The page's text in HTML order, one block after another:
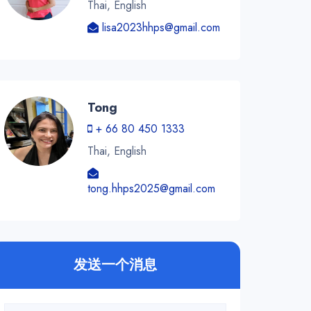
Thai, English
lisa2023hhps@gmail.com
Tong
+ 66 80 450 1333
Thai, English
tong.hhps2025@gmail.com
发送一个消息